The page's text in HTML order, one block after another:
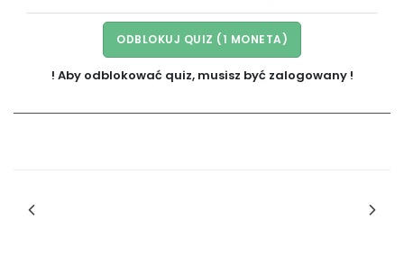
! Aby odblokować quiz, musisz być zalogowany !